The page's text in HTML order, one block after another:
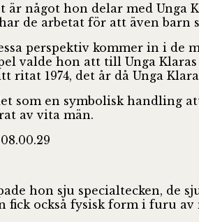
något hon delar med Unga
de arbetat för att även
perspektiv kommer in i
valde hon att till Unga
ritat 1974, det år då Unga
som en symbolisk handling
av vita män.
hon sju specialtecken, de
fick också fysisk form i furu